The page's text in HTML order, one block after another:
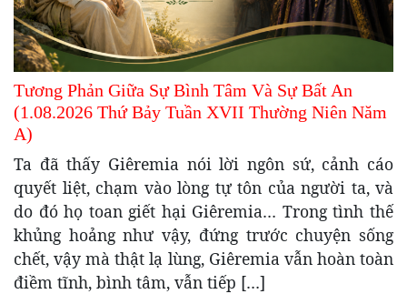
Tương Phản Giữa Sự Bình Tâm Và Sự Bất An
(1.08.2026 Thứ Bảy Tuần XVII Thường Niên Năm
A)
Ta đã thấy Giêremia nói lời ngôn sứ, cảnh cáo
quyết liệt, chạm vào lòng tự tôn của người ta, và
do đó họ toan giết hại Giêremia… Trong tình thế
khủng hoảng như vậy, đứng trước chuyện sống
chết, vậy mà thật lạ lùng, Giêremia vẫn hoàn toàn
điềm tĩnh, bình tâm, vẫn tiếp […]